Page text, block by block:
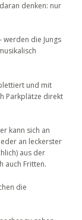
denken: nur
werden die Jungs
und mit
Parkplätze direkt
kann sich an
an leckerster
aus der
auch Fritten.
die